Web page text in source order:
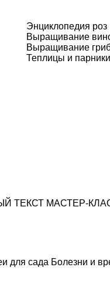
Энциклопедия роз
Выращивание
Выращивание
Теплицы и парники
ТЕКСТ МАСТЕР-
для сада Болезни и